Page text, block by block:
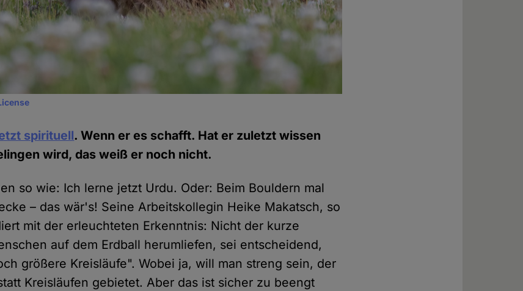
spirituell. Wenn er es schafft. Hat er zuletzt wissen
wird, das weiß er noch nicht.
so wie: Ich lerne jetzt Urdu. Oder: Beim Bouldern mal
– das wär's! Seine Arbeitskollegin Heike Makatsch, so
mit der erleuchteten Erkenntnis: Nicht der kurze
auf dem Erdball herumliefen, sei entscheidend,
größere Kreisläufe". Wobei ja, will man streng sein, der
Kreisläufen gebietet. Aber das ist sicher zu beengt